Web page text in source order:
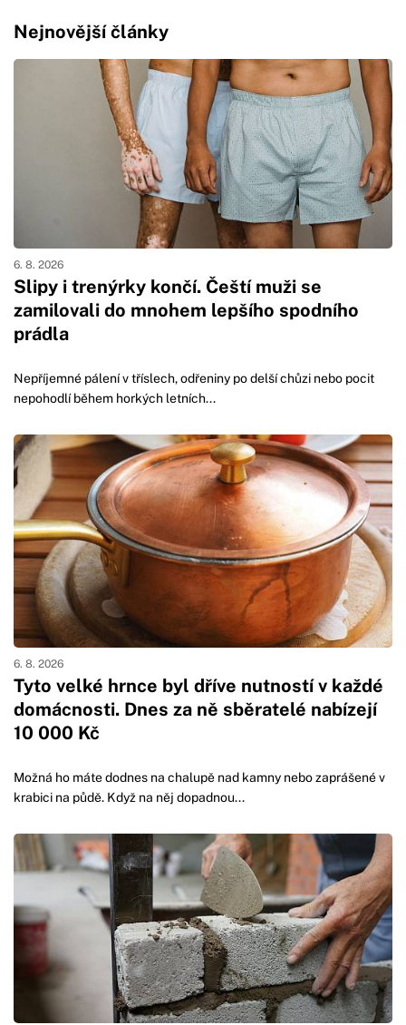
Nejnovější články
Slipy i trenýrky končí. Čeští muži se
zamilovali do mnohem lepšího spodního
prádla
6. 8. 2026
Nepříjemné pálení v tříslech, odřeniny po delší chůzi nebo pocit
nepohodlí během horkých letních...
Tyto velké hrnce byl dříve nutností v každé
domácnosti. Dnes za ně sběratelé nabízejí
10 000 Kč
6. 8. 2026
Možná ho máte dodnes na chalupě nad kamny nebo zaprášené v
krabici na půdě. Když na něj dopadnou...